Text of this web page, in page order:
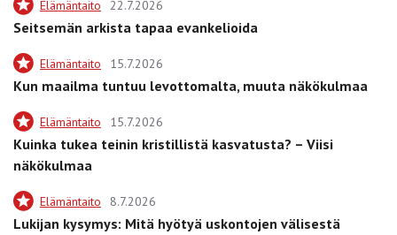
Elämäntaito 22.7.2026
Seitsemän arkista tapaa evankelioida
Elämäntaito 15.7.2026
Kun maailma tuntuu levottomalta, muuta näkökulmaa
Elämäntaito 15.7.2026
Kuinka tukea teinin kristillistä kasvatusta? – Viisi
näkökulmaa
Elämäntaito 8.7.2026
Lukijan kysymys: Mitä hyötyä uskontojen välisestä